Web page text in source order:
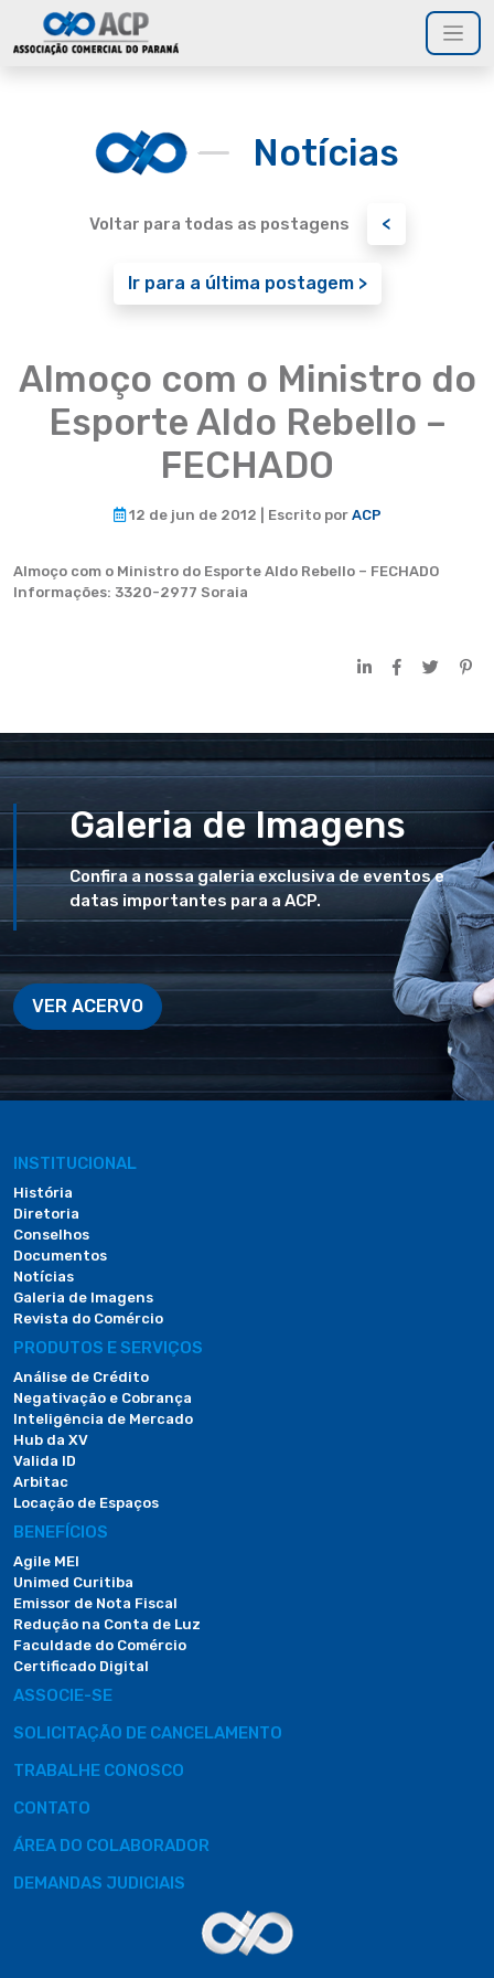
Notícias
Voltar para todas as postagens <
Ir para a última postagem >
Almoço com o Ministro do
Esporte Aldo Rebello –
FECHADO
12 de jun de 2012 | Escrito por ACP
Almoço com o Ministro do Esporte Aldo Rebello – FECHADO
Informações: 3320-2977 Soraia
Galeria de Imagens
Confira a nossa galeria exclusiva de eventos e
datas importantes para a ACP.
VER ACERVO
INSTITUCIONAL
História
Diretoria
Conselhos
Documentos
Notícias
Galeria de Imagens
Revista do Comércio
PRODUTOS E SERVIÇOS
Análise de Crédito
Negativação e Cobrança
Inteligência de Mercado
Hub da XV
Valida ID
Arbitac
Locação de Espaços
BENEFÍCIOS
Agile MEI
Unimed Curitiba
Emissor de Nota Fiscal
Redução na Conta de Luz
Faculdade do Comércio
Certificado Digital
ASSOCIE-SE
SOLICITAÇÃO DE CANCELAMENTO
TRABALHE CONOSCO
CONTATO
ÁREA DO COLABORADOR
DEMANDAS JUDICIAIS